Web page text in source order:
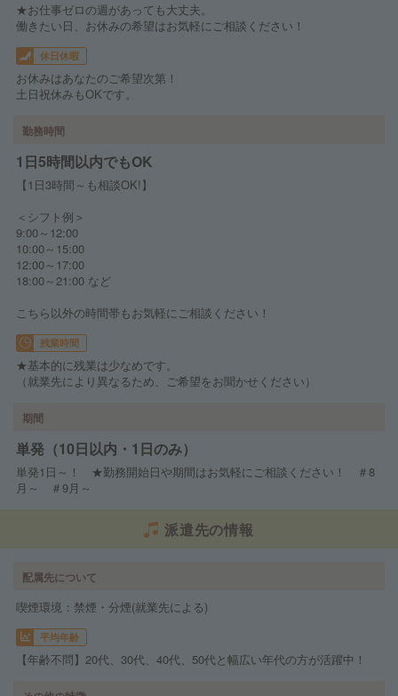
★お仕事ゼロの週があっても大丈夫。
働きたい日、お休みの希望はお気軽にご相談ください！
休日休暇
お休みはあなたのご希望次第！
土日祝休みもOKです。
勤務時間
1日5時間以内でもOK
【1日3時間～も相談OK!】
＜シフト例＞
9:00～12:00
10:00～15:00
12:00～17:00
18:00～21:00 など
こちら以外の時間帯もお気軽にご相談ください！
残業時間
★基本的に残業は少なめです。
（就業先により異なるため、ご希望をお聞かせください）
期間
単発（10日以内・1日のみ）
単発1日～！ ★勤務開始日や期間はお気軽にご相談ください！ ＃8
月～ ＃9月～
派遣先の情報
配属先について
喫煙環境：禁煙・分煙(就業先による)
平均年齢
【年齢不問】20代、30代、40代、50代と幅広い年代の方が活躍中！